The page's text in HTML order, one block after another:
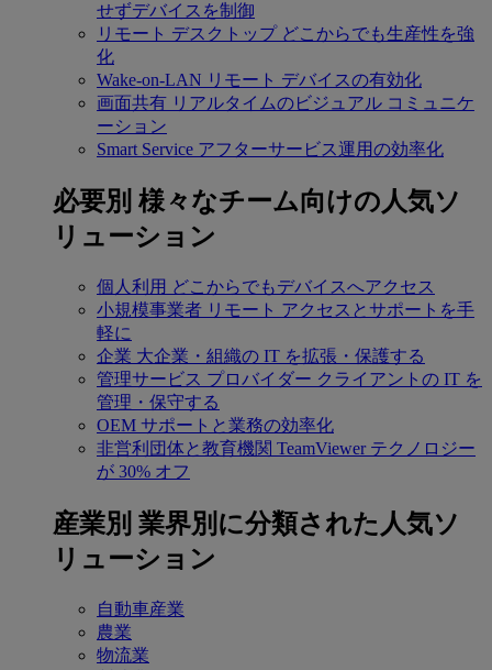
せずデバイスを制御
リモート デスクトップ どこからでも生産性を強
化
Wake-on-LAN リモート デバイスの有効化
画面共有 リアルタイムのビジュアル コミュニケ
ーション
Smart Service アフターサービス運用の効率化
必要別 様々なチーム向けの人気ソ
リューション
個人利用 どこからでもデバイスへアクセス
小規模事業者 リモート アクセスとサポートを手
軽に
企業 大企業・組織の IT を拡張・保護する
管理サービス プロバイダー クライアントの IT を
管理・保守する
OEM サポートと業務の効率化
非営利団体と教育機関 TeamViewer テクノロジー
が 30% オフ
産業別 業界別に分類された人気ソ
リューション
自動車産業
農業
物流業